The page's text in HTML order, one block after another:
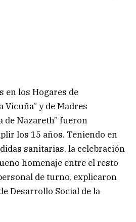
en los Hogares de
Vicuña” y de Madres
de Nazareth” fueron
los 15 años. Teniendo en
sanitarias, la celebración
homenaje entre el resto
de turno, explicaron
Desarrollo Social de la